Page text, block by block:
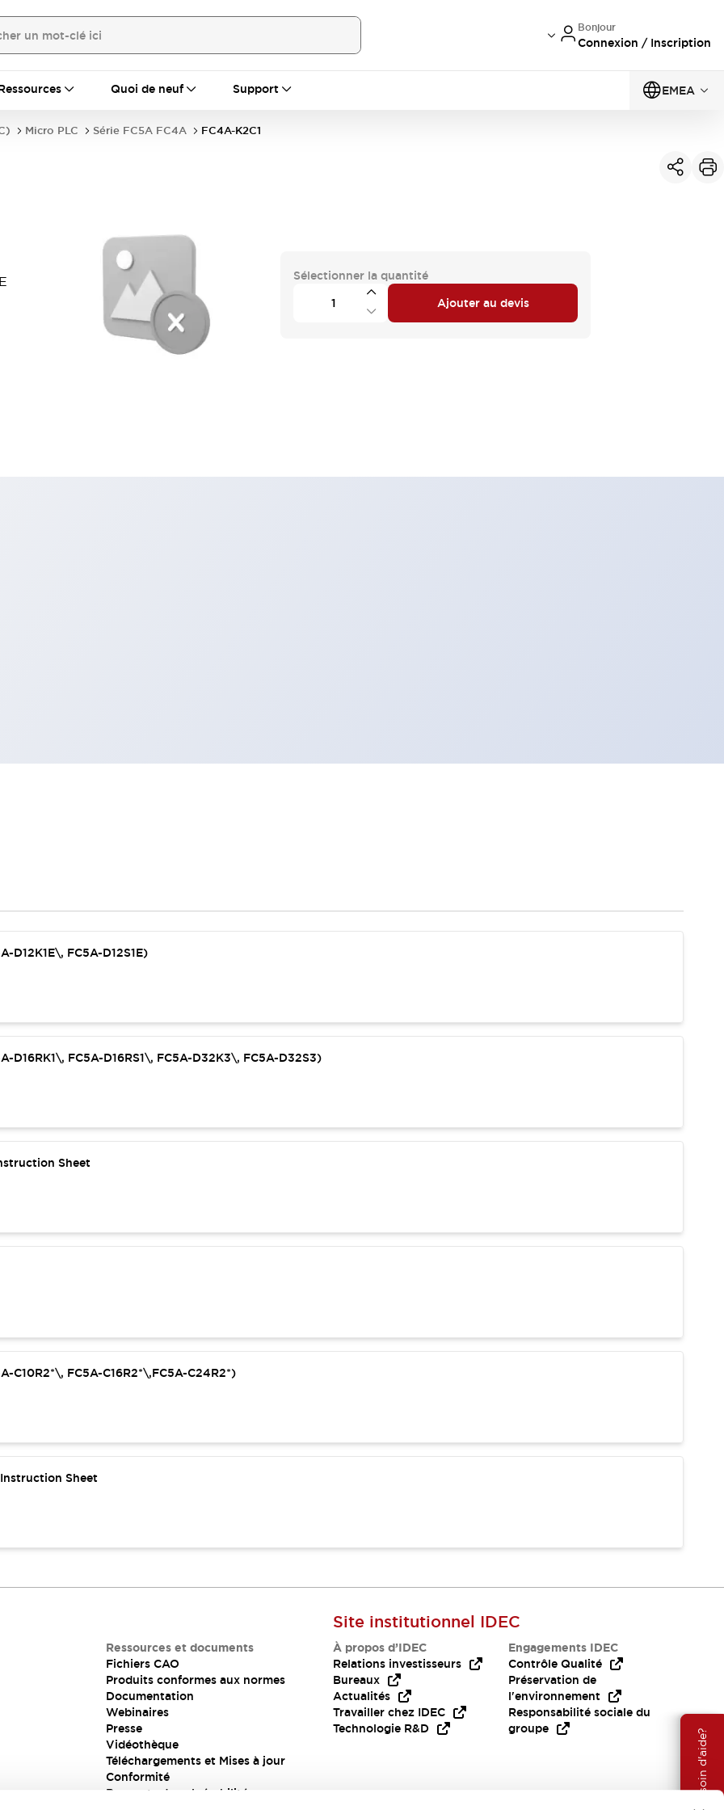
Bonjour
Connexion / Inscription
Quoi de neuf Support EMEA
Besoin d'aide?
Micro PLC Série FC5A FC4A FC4A-K2C1
Sélectionner la quantité
Ajouter au devis
D12K1E\, FC5A-D12S1E)
D16RK1\, FC5A-D16RS1\, FC5A-D32K3\, FC5A-D32S3)
Sheet
C10R2*\, FC5A-C16R2*\,FC5A-C24R2*)
Sheet
Ressources et documents
Fichiers CAO
Produits conformes aux normes
Documentation
Webinaires
Presse
Vidéothèque
Téléchargements et Mises à jour
Conformité
Rapports de vulnérabilité
Site institutionnel IDEC
À propos d’IDEC
Relations investisseurs
Bureaux
Actualités
Travailler chez IDEC
Technologie R&D
Engagements IDEC
Contrôle Qualité
Préservation de
l'environnement
Responsabilité sociale du
groupe